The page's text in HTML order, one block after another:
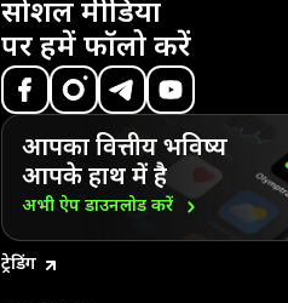
सोशल मीडिया
पर हमें फॉलो करें
आपका वित्तीय भविष्य
आपके हाथ में है
अभी ऐप डाउनलोड करें
ट्रेडिंग